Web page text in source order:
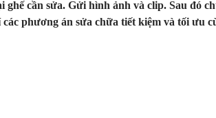
ghế cần sửa. Gửi hình ảnh và clip. Sau đó
phương án sửa chữa tiết kiệm và tối ưu